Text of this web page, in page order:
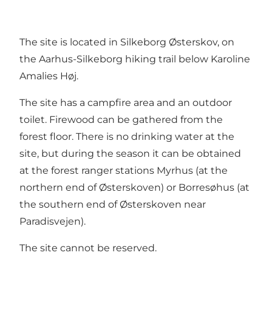
The site is located in Silkeborg Østerskov, on
the Aarhus-Silkeborg hiking trail below Karoline
Amalies Høj.
The site has a campfire area and an outdoor
toilet. Firewood can be gathered from the
forest floor. There is no drinking water at the
site, but during the season it can be obtained
at the forest ranger stations Myrhus (at the
northern end of Østerskoven) or Borresøhus (at
the southern end of Østerskoven near
Paradisvejen).
The site cannot be reserved.